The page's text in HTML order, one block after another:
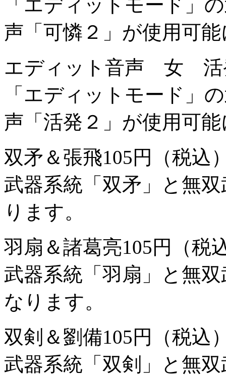
「エディットモード」
声「可憐２」が使用可
エディット音声 女 活
「エディットモード」
声「活発２」が使用可
双矛＆張飛105円（税込
武器系統「双矛」と無
ります。
羽扇＆諸葛亮105円（税
武器系統「羽扇」と無
なります。
双剣＆劉備105円（税込
武器系統「双剣」と無